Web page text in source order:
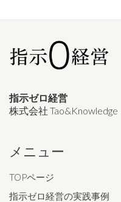
指示ゼロ経営
株式会社 Tao&Knowledge
メニュー
TOPページ
指示ゼロ経営の実践事例